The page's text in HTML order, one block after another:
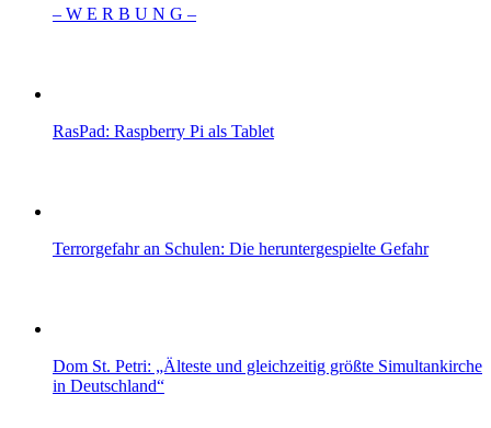
– W Ε R Β U Ν G –
RasPad: Raspberry Pi als Tablet
Terrorgefahr an Schulen: Die heruntergespielte Gefahr
Dom St. Petri: „Älteste und gleichzeitig größte Simultankirche
in Deutschland“